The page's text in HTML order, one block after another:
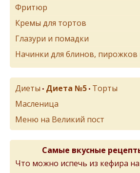
Фритюр
Кремы для тортов
Глазури и помадки
Начинки для блинов, пирожков
Диеты • Диета №5 • Торты
Масленица
Меню на Великий пост
Самые вкусные
Что можно испечь из кефира